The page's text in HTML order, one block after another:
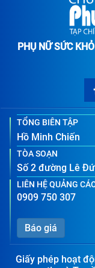
PHỤ NỮ SỨC
TỔNG BIÊN TẬP
Hồ Minh Chiến
TÒA SOẠN
Số 2 đường Lê
LIÊN HỆ QUẢNG
0909 750 307
Báo giá
Giấy phép hoạt